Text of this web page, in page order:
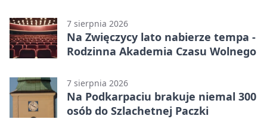
7 sierpnia 2026
Na Zwięczycy lato nabierze tempa -
Rodzinna Akademia Czasu Wolnego
7 sierpnia 2026
Na Podkarpaciu brakuje niemal 300
osób do Szlachetnej Paczki